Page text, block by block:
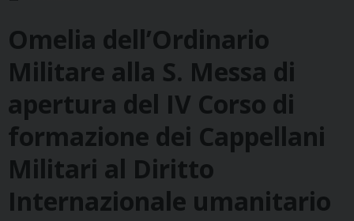
Omelia dell’Ordinario
Militare alla S. Messa di
apertura del IV Corso di
formazione dei Cappellani
Militari al Diritto
Internazionale umanitario